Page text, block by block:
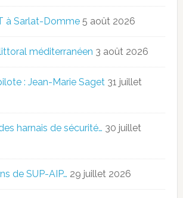
à Sarlat-Domme 5 août 2026
méditerranéen 3 août 2026
: Jean-Marie Saget 31 juillet
harnais de sécurité… 30 juillet
de SUP-AIP… 29 juillet 2026